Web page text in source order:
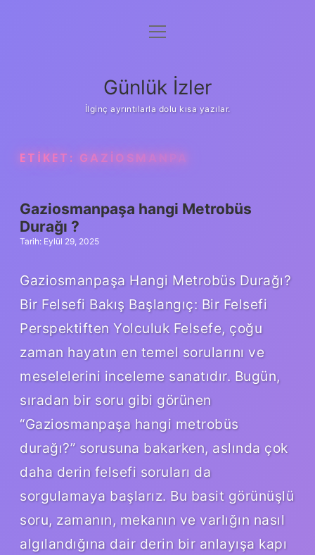
Anasayfa
Yasal Uyarı
menüyü
Günlük İzler
İlginç ayrıntılarla dolu kısa yazılar.
ETIKET: GAZIOSMANPA
Gaziosmanpaşa hangi Metrobüs
Durağı ?
Tarih: Eylül 29, 2025
Gaziosmanpaşa Hangi Metrobüs Durağı?
Bir Felsefi Bakış Başlangıç: Bir Felsefi
Perspektiften Yolculuk Felsefe, çoğu
zaman hayatın en temel sorularını ve
meselelerini inceleme sanatıdır. Bugün,
sıradan bir soru gibi görünen
“Gaziosmanpaşa hangi metrobüs
durağı?” sorusuna bakarken, aslında çok
daha derin felsefi soruları da
sorgulamaya başlarız. Bu basit görünüşlü
soru, zamanın, mekanın ve varlığın nasıl
algılandığına dair derin bir anlayışa kapı